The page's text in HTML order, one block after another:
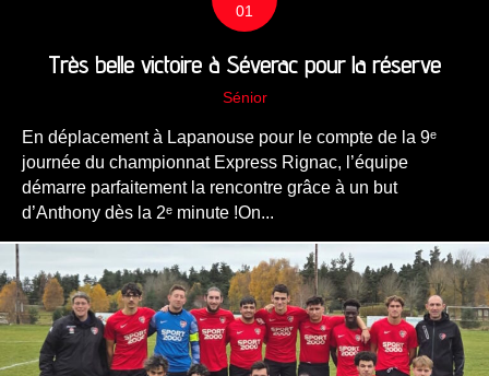
01
Très belle victoire à Séverac pour la réserve
Sénior
En déplacement à Lapanouse pour le compte de la 9ᵉ
journée du championnat Express Rignac, l’équipe
démarre parfaitement la rencontre grâce à un but
d’Anthony dès la 2ᵉ minute !On...